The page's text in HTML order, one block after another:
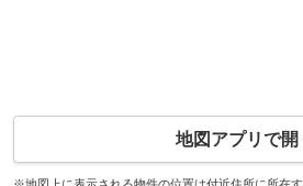
地図アプリで開